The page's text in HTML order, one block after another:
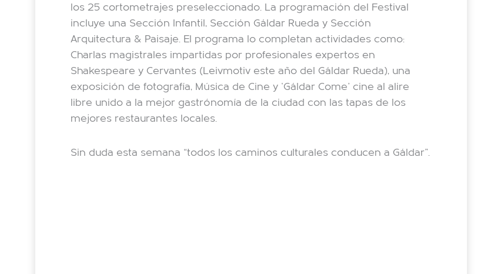
los 25 cortometrajes preseleccionado. La programación del Festival
incluye una Sección Infantil, Sección Gáldar Rueda y Sección
Arquitectura & Paisaje. El programa lo completan actividades como:
Charlas magistrales impartidas por profesionales expertos en
Shakespeare y Cervantes (Leivmotiv este año del Gáldar Rueda), una
exposición de fotografía, Música de Cine y ‘Gáldar Come’ cine al alire
libre unido a la mejor gastrónomía de la ciudad con las tapas de los
mejores restaurantes locales.
Sin duda esta semana “todos los caminos culturales conducen a Gáldar”.